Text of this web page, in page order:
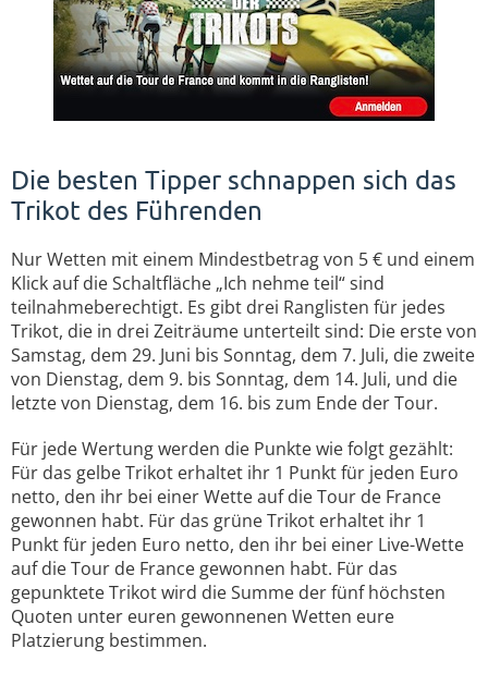
Die besten Tipper schnappen sich das
Trikot des Führenden
Nur Wetten mit einem Mindestbetrag von 5 € und einem
Klick auf die Schaltfläche „Ich nehme teil“ sind
teilnahmeberechtigt. Es gibt drei Ranglisten für jedes
Trikot, die in drei Zeiträume unterteilt sind: Die erste von
Samstag, dem 29. Juni bis Sonntag, dem 7. Juli, die zweite
von Dienstag, dem 9. bis Sonntag, dem 14. Juli, und die
letzte von Dienstag, dem 16. bis zum Ende der Tour.
Für jede Wertung werden die Punkte wie folgt gezählt:
Für das gelbe Trikot erhaltet ihr 1 Punkt für jeden Euro
netto, den ihr bei einer Wette auf die Tour de France
gewonnen habt. Für das grüne Trikot erhaltet ihr 1
Punkt für jeden Euro netto, den ihr bei einer Live-Wette
auf die Tour de France gewonnen habt. Für das
gepunktete Trikot wird die Summe der fünf höchsten
Quoten unter euren gewonnenen Wetten eure
Platzierung bestimmen.